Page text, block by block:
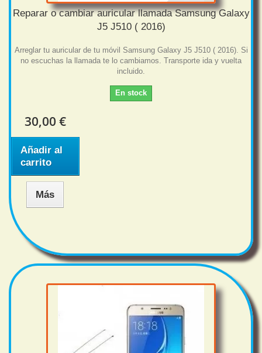
Reparar o cambiar auricular llamada Samsung Galaxy
J5 J510 ( 2016)
Arreglar tu auricular de tu móvil Samsung Galaxy J5 J510 ( 2016). Si
no escuchas la llamada te lo cambiamos. Transporte ida y vuelta
incluido.
En stock
30,00 €
Añadir al
carrito
Más